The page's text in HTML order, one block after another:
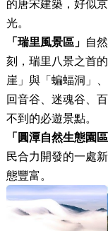
的唐宋建築，好似
光。
「瑞里風景區」 自
刻，瑞里八景之首
崖」與「蝙蝠洞」
回音谷、迷魂谷、
不到的必遊景點。
「圓潭自然生態園區
民合力開發的一處
態豐富。